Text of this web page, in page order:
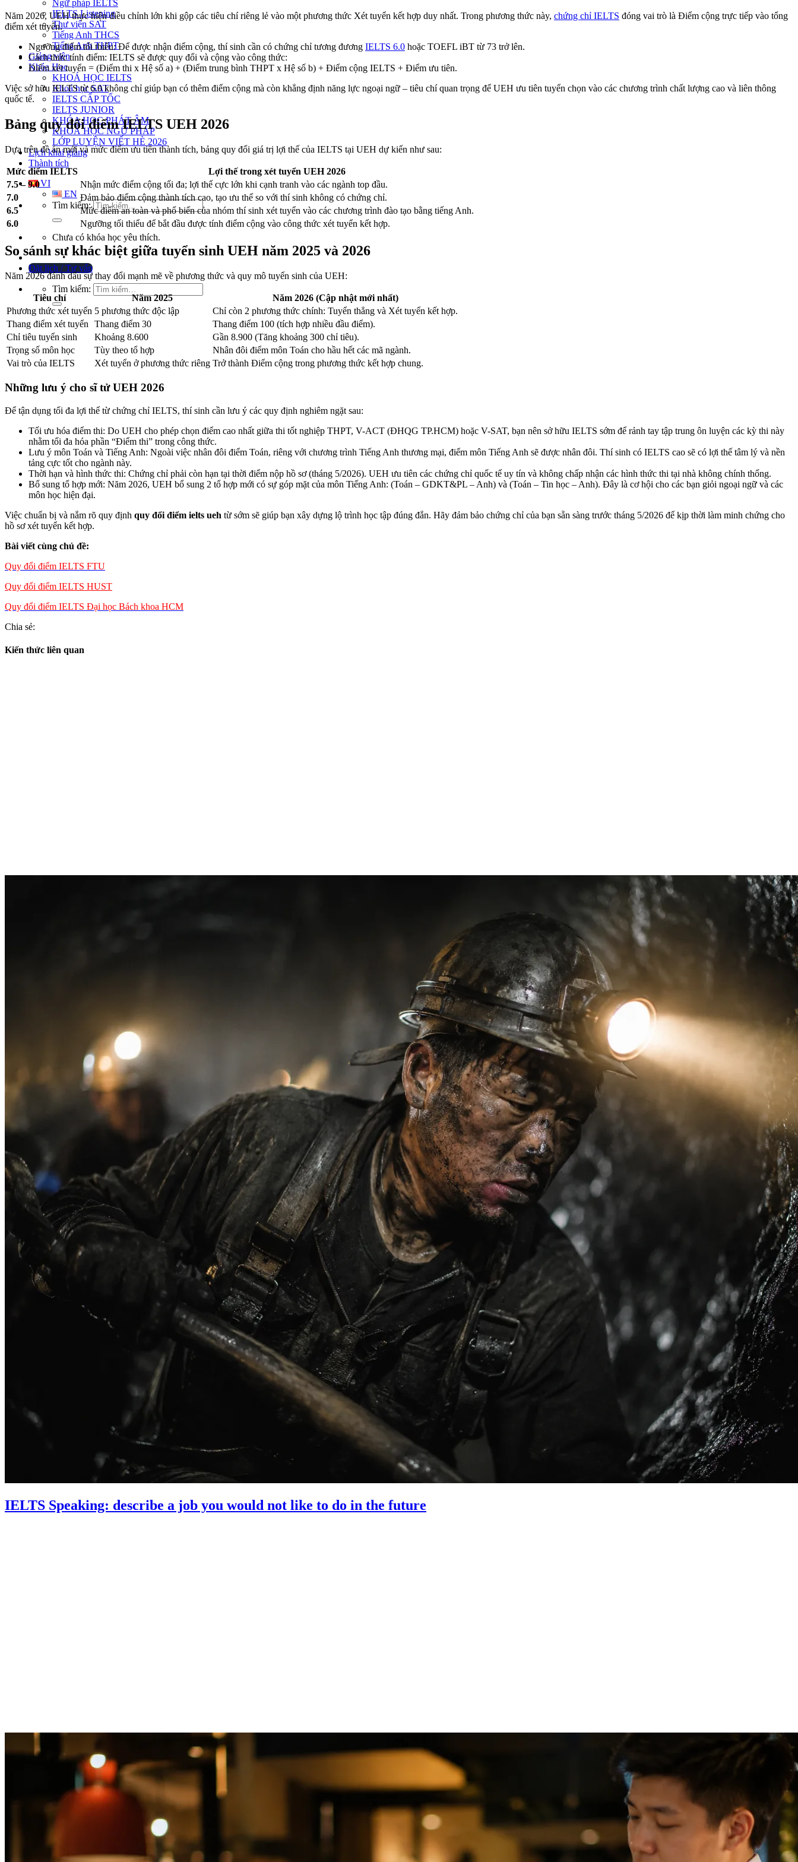
Ngữ pháp IELTS
IELTS Listening
Thư viện SAT
Tiếng Anh THCS
Tiếng Anh THPT
Giảng viên
Khóa Học
KHOÁ HỌC IELTS
Khoá học SAT
IELTS CẤP TỐC
IELTS JUNIOR
KHÓA HỌC PHÁT ÂM
KHOÁ HỌC NGỮ PHÁP
LỚP LUYỆN VIẾT HÈ 2026
Lịch khai giảng
Thành tích
VI
EN
Tìm kiếm:
Chưa có khóa học yêu thích.
Đặt lịch / Tư vấn
Tìm kiếm:
Năm 2026, UEH thực hiện điều chỉnh lớn khi gộp các tiêu chí riêng lẻ vào một phương thức Xét tuyển kết hợp duy nhất. Trong phương thức này, chứng chỉ IELTS đóng vai trò là Điểm cộng trực tiếp vào tổng
điểm xét tuyển.
Ngưỡng điểm tối thiểu: Để được nhận điểm cộng, thí sinh cần có chứng chỉ tương đương IELTS 6.0 hoặc TOEFL iBT từ 73 trở lên.
Cách thức tính điểm: IELTS sẽ được quy đổi và cộng vào công thức:
Điểm xét tuyển = (Điểm thi x Hệ số a) + (Điểm trung bình THPT x Hệ số b) + Điểm cộng IELTS + Điểm ưu tiên.
Việc sở hữu IELTS từ 6.0 không chỉ giúp bạn có thêm điểm cộng mà còn khẳng định năng lực ngoại ngữ – tiêu chí quan trọng để UEH ưu tiên tuyển chọn vào các chương trình chất lượng cao và liên thông
quốc tế.
Bảng quy đổi điểm IELTS UEH 2026
Dựa trên đề án mới và mức điểm ưu tiên thành tích, bảng quy đổi giá trị lợi thế của IELTS tại UEH dự kiến như sau:
Mức điểm IELTS
Lợi thế trong xét tuyển UEH 2026
7.5 – 9.0
Nhận mức điểm cộng tối đa; lợi thế cực lớn khi cạnh tranh vào các ngành top đầu.
7.0
Đảm bảo điểm cộng thành tích cao, tạo ưu thế so với thí sinh không có chứng chỉ.
6.5
Mức điểm an toàn và phổ biến của nhóm thí sinh xét tuyển vào các chương trình đào tạo bằng tiếng Anh.
6.0
Ngưỡng tối thiểu để bắt đầu được tính điểm cộng vào công thức xét tuyển kết hợp.
So sánh sự khác biệt giữa tuyển sinh UEH năm 2025 và 2026
Năm 2026 đánh dấu sự thay đổi mạnh mẽ về phương thức và quy mô tuyển sinh của UEH:
Tiêu chí Năm 2025
Năm 2026 (Cập nhật mới nhất)
Phương thức xét tuyển 5 phương thức độc lập Chỉ còn 2 phương thức chính: Tuyển thẳng và Xét tuyển kết hợp.
Thang điểm xét tuyển
Thang điểm 30 Thang điểm 100 (tích hợp nhiều đầu điểm).
Chỉ tiêu tuyển sinh
Khoảng 8.600 Gần 8.900 (Tăng khoảng 300 chỉ tiêu).
Trọng số môn học
Tùy theo tổ hợp Nhân đôi điểm môn Toán cho hầu hết các mã ngành.
Vai trò của IELTS
Xét tuyển ở phương thức riêng Trở thành Điểm cộng trong phương thức kết hợp chung.
Những lưu ý cho sĩ tử UEH 2026
Để tận dụng tối đa lợi thế từ chứng chỉ IELTS, thí sinh cần lưu ý các quy định nghiêm ngặt sau:
Tối ưu hóa điểm thi: Do UEH cho phép chọn điểm cao nhất giữa thi tốt nghiệp THPT, V-ACT (ĐHQG TP.HCM) hoặc V-SAT, bạn nên sở hữu IELTS sớm để rảnh tay tập trung ôn luyện các kỳ thi này
nhằm tối đa hóa phần “Điểm thi” trong công thức.
Lưu ý môn Toán và Tiếng Anh: Ngoài việc nhân đôi điểm Toán, riêng với chương trình Tiếng Anh thương mại, điểm môn Tiếng Anh sẽ được nhân đôi. Thí sinh có IELTS cao sẽ có lợi thế tâm lý và nền
tảng cực tốt cho ngành này.
Thời hạn và hình thức thi: Chứng chỉ phải còn hạn tại thời điểm nộp hồ sơ (tháng 5/2026). UEH ưu tiên các chứng chỉ quốc tế uy tín và không chấp nhận các hình thức thi tại nhà không chính thống.
Bổ sung tổ hợp mới: Năm 2026, UEH bổ sung 2 tổ hợp mới có sự góp mặt của môn Tiếng Anh: (Toán – GDKT&PL – Anh) và (Toán – Tin học – Anh). Đây là cơ hội cho các bạn giỏi ngoại ngữ và các
môn học hiện đại.
Việc chuẩn bị và nắm rõ quy định quy đổi điểm ielts ueh từ sớm sẽ giúp bạn xây dựng lộ trình học tập đúng đắn. Hãy đảm bảo chứng chỉ của bạn sẵn sàng trước tháng 5/2026 để kịp thời làm minh chứng cho
hồ sơ xét tuyển kết hợp.
Bài viết cùng chủ đề:
Quy đổi điểm IELTS FTU
Quy đổi điểm IELTS HUST
Quy đổi điểm IELTS Đại học Bách khoa HCM
Chia sẻ:
Kiến thức liên quan
IELTS Speaking: describe a job you would not like to do in the future